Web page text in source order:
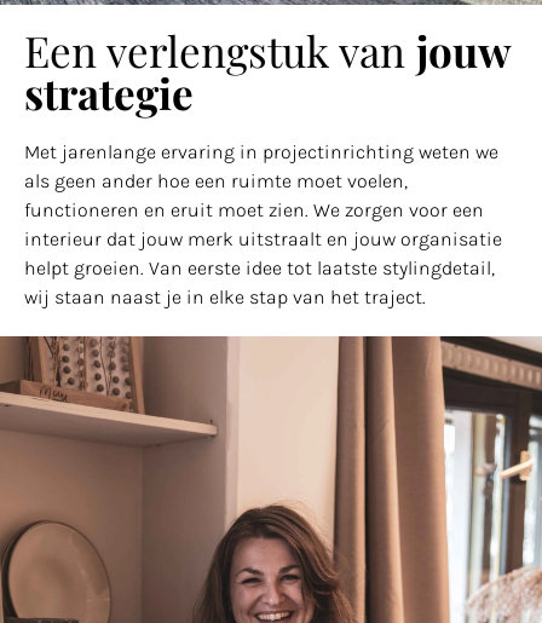
Een verlengstuk van jouw
strategie
Met jarenlange ervaring in projectinrichting weten we
als geen ander hoe een ruimte moet voelen,
functioneren en eruit moet zien. We zorgen voor een
interieur dat jouw merk uitstraalt en jouw organisatie
helpt groeien. Van eerste idee tot laatste stylingdetail,
wij staan naast je in elke stap van het traject.